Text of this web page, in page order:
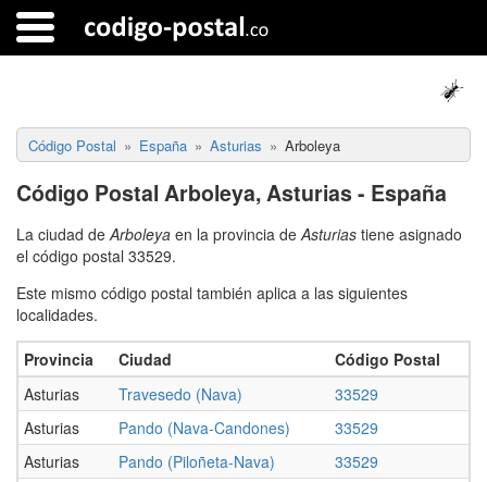
Código Postal España Asturias Arboleya
Código Postal Arboleya, Asturias - España
La ciudad de Arboleya en la provincia de Asturias tiene asignado
el código postal 33529.
Este mismo código postal también aplica a las siguientes
localidades.
Provincia Ciudad
Código Postal
Asturias
Travesedo (Nava)
33529
Asturias
Pando (Nava-Candones)
33529
Asturias
Pando (Piloñeta-Nava)
33529